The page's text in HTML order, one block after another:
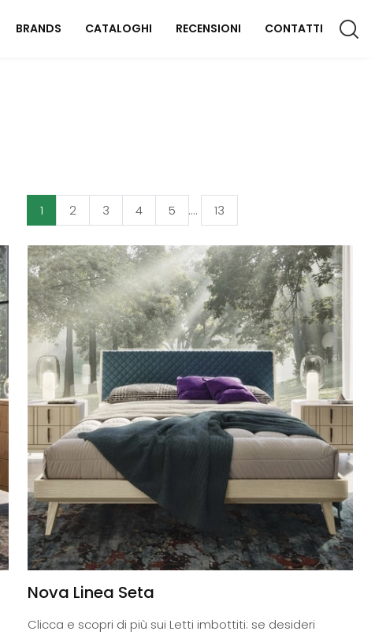
Materassi
Arredo Ufficio
OUTDOOR
Arredo Giardino
BRANDS CATALOGHI RECENSIONI CONTATTI
1 2 3 4 5 .... 13
Nova Linea Seta
Clicca e scopri di più sui Letti imbottiti: se desideri